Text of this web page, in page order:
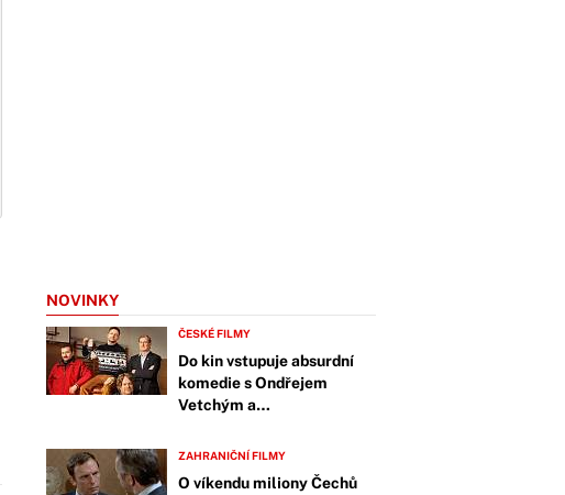
NOVINKY
ČESKÉ FILMY
Do kin vstupuje absurdní
komedie s Ondřejem
Vetchým a…
ZAHRANIČNÍ FILMY
O víkendu miliony Čechů